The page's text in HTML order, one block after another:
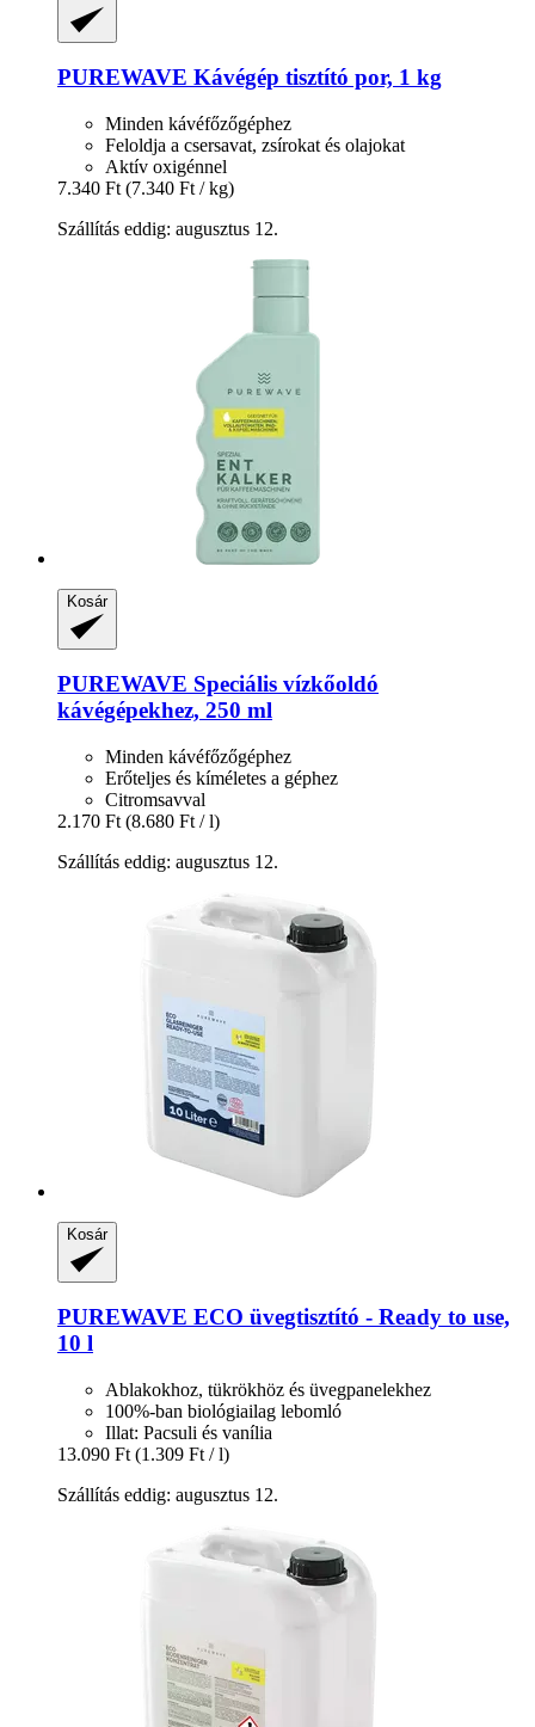
PUREWAVE Kávégép tisztító por, 1 kg
Minden kávéfőzőgéphez
Feloldja a csersavat, zsírokat és olajokat
Aktív oxigénnel
7.340 Ft (7.340 Ft / kg)
Szállítás eddig: augusztus 12.
Kosár
PUREWAVE Speciális vízkőoldó
kávégépekhez, 250 ml
Minden kávéfőzőgéphez
Erőteljes és kíméletes a géphez
Citromsavval
2.170 Ft (8.680 Ft / l)
Szállítás eddig: augusztus 12.
Kosár
PUREWAVE ECO üvegtisztító -​ Ready to use,
10 l
Ablakokhoz, tükrökhöz és üvegpanelekhez
100%-ban biológiailag lebomló
Illat: Pacsuli és vanília
13.090 Ft (1.309 Ft / l)
Szállítás eddig: augusztus 12.